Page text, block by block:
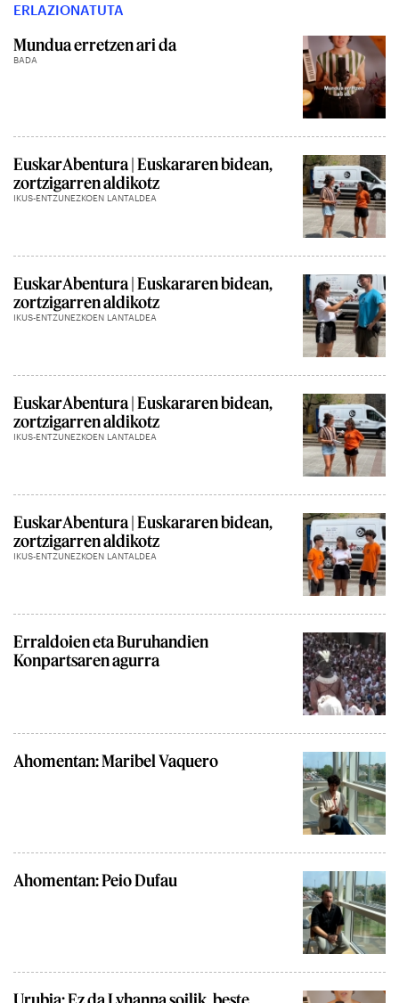
ERLAZIONATUTA
Mundua erretzen ari da
BADA
EuskarAbentura | Euskararen bidean,
zortzigarren aldikotz
IKUS-ENTZUNEZKOEN LANTALDEA
EuskarAbentura | Euskararen bidean,
zortzigarren aldikotz
IKUS-ENTZUNEZKOEN LANTALDEA
EuskarAbentura | Euskararen bidean,
zortzigarren aldikotz
IKUS-ENTZUNEZKOEN LANTALDEA
EuskarAbentura | Euskararen bidean,
zortzigarren aldikotz
IKUS-ENTZUNEZKOEN LANTALDEA
Erraldoien eta Buruhandien
Konpartsaren agurra
Ahomentan: Maribel Vaquero
Ahomentan: Peio Dufau